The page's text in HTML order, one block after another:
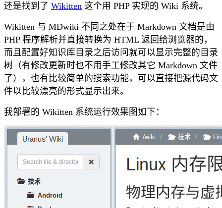
还是找到了 Wikitten 这个用 PHP 实现的 Wiki 系统。
Wikitten 与 MDwiki 不同之处在于 Markdown 文档是由
PHP 程序解析并直接转换为 HTML 返回给浏览器的，
而且配置好知识库目录之后访问就可以显示完整的目录
树（有修改更新时也不用手工修改其它 Markdown 文件
了），也有比较简单的搜索功能，可以直接把源代码文
件以比较漂亮的形式显示出来。
我部署的 Wikitten 系统运行效果图如下：